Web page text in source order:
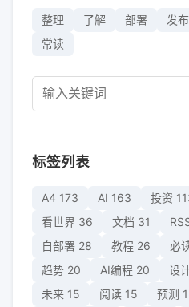
整理 了解 部署 发布
常读
标签列表
A4 173 AI 163 投资
看世界 36 文档 31
自部署 28 教程 26 必
趋势 20 AI编程 20 设
未来 15 阅读 15 预测